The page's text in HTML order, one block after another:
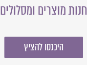
חנות מוצרים ומסלולים
היכנסו להציץ